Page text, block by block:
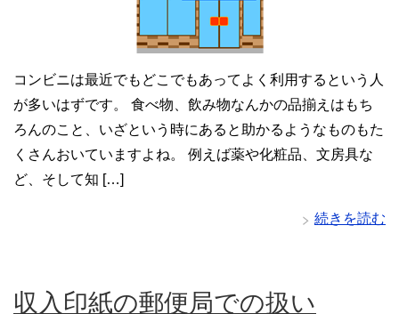
コンビニは最近でもどこでもあってよく利用するという人
が多いはずです。 食べ物、飲み物なんかの品揃えはもち
ろんのこと、いざという時にあると助かるようなものもた
くさんおいていますよね。 例えば薬や化粧品、文房具な
ど、そして知 […]
続きを読む
収入印紙の郵便局での扱い